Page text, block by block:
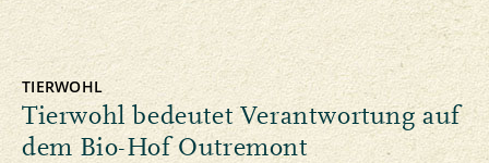
TIERWOHL
Tierwohl bedeutet Verantwortung auf
dem Bio-Hof Outremont